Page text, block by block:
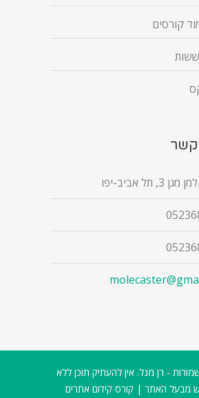
קורסים
קשר
תל אביב-יפו
- רן מגל. אין להעתיק תוכן ללא
מבעל האתר |קורס קידום אתרים